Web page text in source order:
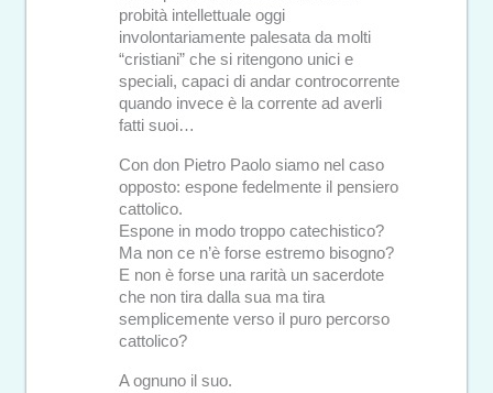
probità intellettuale oggi
involontariamente palesata da molti
“cristiani” che si ritengono unici e
speciali, capaci di andar controcorrente
quando invece è la corrente ad averli
fatti suoi…
Con don Pietro Paolo siamo nel caso
opposto: espone fedelmente il pensiero
cattolico.
Espone in modo troppo catechistico?
Ma non ce n’è forse estremo bisogno?
E non è forse una rarità un sacerdote
che non tira dalla sua ma tira
semplicemente verso il puro percorso
cattolico?
A ognuno il suo.